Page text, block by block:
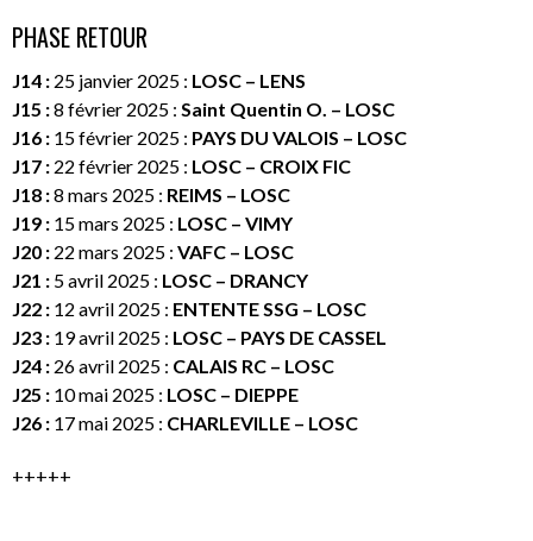
PHASE RETOUR
J14 : 25 janvier 2025 : LOSC – LENS
J15 :8 février 2025 : Saint Quentin O. – LOSC
J16 : 15 février 2025 : PAYS DU VALOIS – LOSC
J17 : 22 février 2025 : LOSC – CROIX FIC
J18 :8 mars 2025 : REIMS – LOSC
J19 : 15 mars 2025 : LOSC – VIMY
J20 : 22 mars 2025 : VAFC – LOSC
J21 : 5 avril 2025 : LOSC – DRANCY
J22 : 12 avril 2025 : ENTENTE SSG – LOSC
J23 : 19 avril 2025 : LOSC – PAYS DE CASSEL
J24 : 26 avril 2025 : CALAIS RC – LOSC
J25 : 10 mai 2025 : LOSC – DIEPPE
J26 : 17 mai 2025 : CHARLEVILLE – LOSC
+++++